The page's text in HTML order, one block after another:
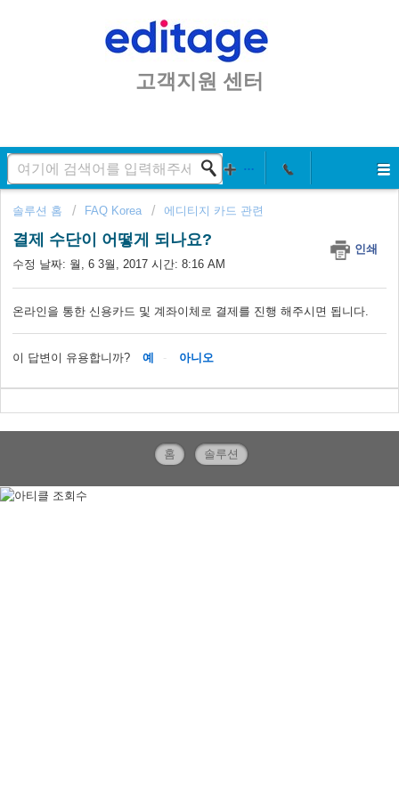
고객지원 센터
솔루션 홈 FAQ Korea 에디티지 카드 관련
결제 수단이 어떻게 되나요?
인쇄
수정 날짜: 월, 6 3월, 2017 시간: 8:16 AM
온라인을 통한 신용카드 및 계좌이체로 결제를 진행 해주시면 됩니다.
이 답변이 유용합니까? 예 아니오
홈 솔루션